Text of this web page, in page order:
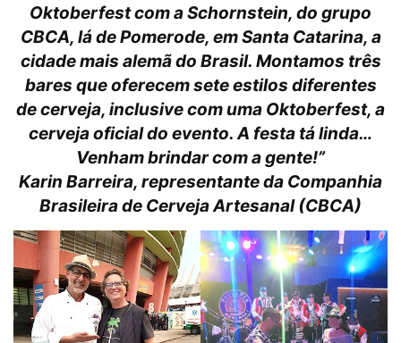
Oktoberfest com a Schornstein, do grupo
CBCA, lá de Pomerode, em Santa Catarina, a
cidade mais alemã do Brasil. Montamos três
bares que oferecem sete estilos diferentes
de cerveja, inclusive com uma Oktoberfest, a
cerveja oficial do evento. A festa tá linda…
Venham brindar com a gente!”
Karin Barreira, representante da Companhia
Brasileira de Cerveja Artesanal (CBCA)